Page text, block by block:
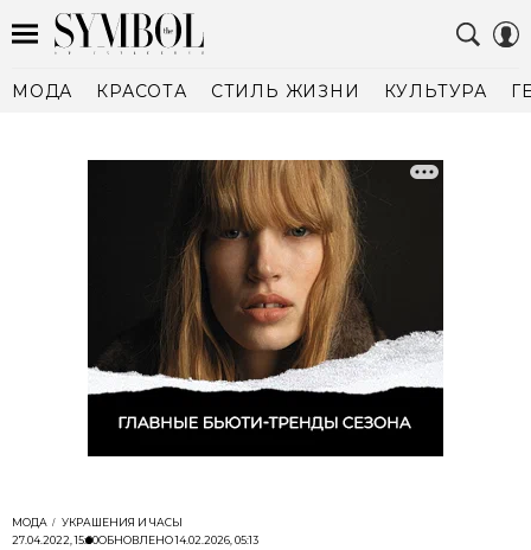
МОДА КРАСОТА СТИЛЬ ЖИЗНИ КУЛЬТУРА
МОДА
УКРАШЕНИЯ И ЧАСЫ
27.04.2022, 15:00ОБНОВЛЕНО14.02.2026, 05:13